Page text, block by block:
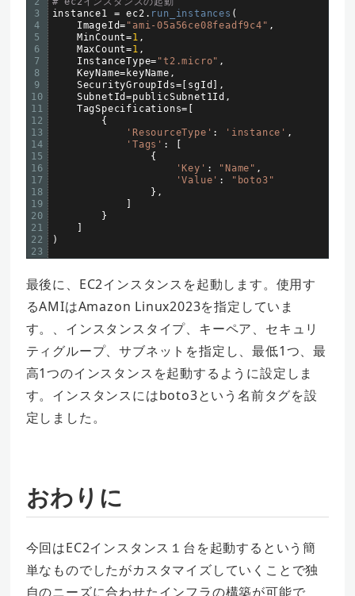
3
4
5
6
7
8
9
10
11
12
13
14
15
16
17
18
19
20
21
22
23
instance1
= ec2 . run_instances (
ImageId= "ami-05a56ce08feadf9c4" ,
MinCount=1 ,
MaxCount=1 ,
InstanceType= "t2.micro" ,
KeyName= keyName ,
SecurityGroupIds= sgId
,
SubnetId=publicSubnet1Id ,
TagSpecifications=
{
'ResourceType' : 'instance' ,
'Tags' :
{
'Key' : "Name" ,
'Value' :
"boto3"
} ,
}
)
最後に、EC2インスタンスを起動します。使用す
るAMIはAmazon Linux2023を指定していま
す。、インスタンスタイプ、キーペア、セキュリ
ティグループ、サブネットを指定し、最低1つ、最
高1つのインスタンスを起動するように設定しま
す。インスタンスにはboto3という名前タグを設
定しました。
おわりに
今回はEC2インスタンス１台を起動するという簡
単なものでしたがカスタマイズしていくことで独
自のニーズに合わせたインフラの構築が可能で